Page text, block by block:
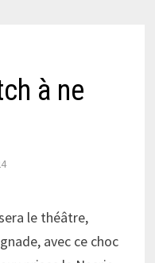
à ne
le théâtre,
avec ce choc